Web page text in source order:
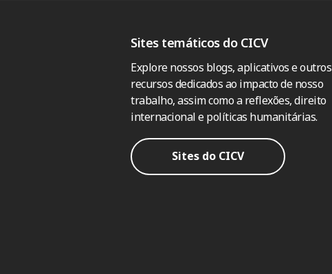
Sites temáticos do CICV
Explore nossos blogs, aplicativos e outros
recursos dedicados ao impacto de nosso
trabalho, assim como a reflexões, direito
internacional e políticas humanitárias.
Sites do CICV